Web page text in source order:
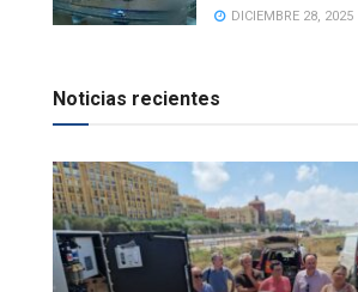
DICIEMBRE 28, 2025
Noticias recientes